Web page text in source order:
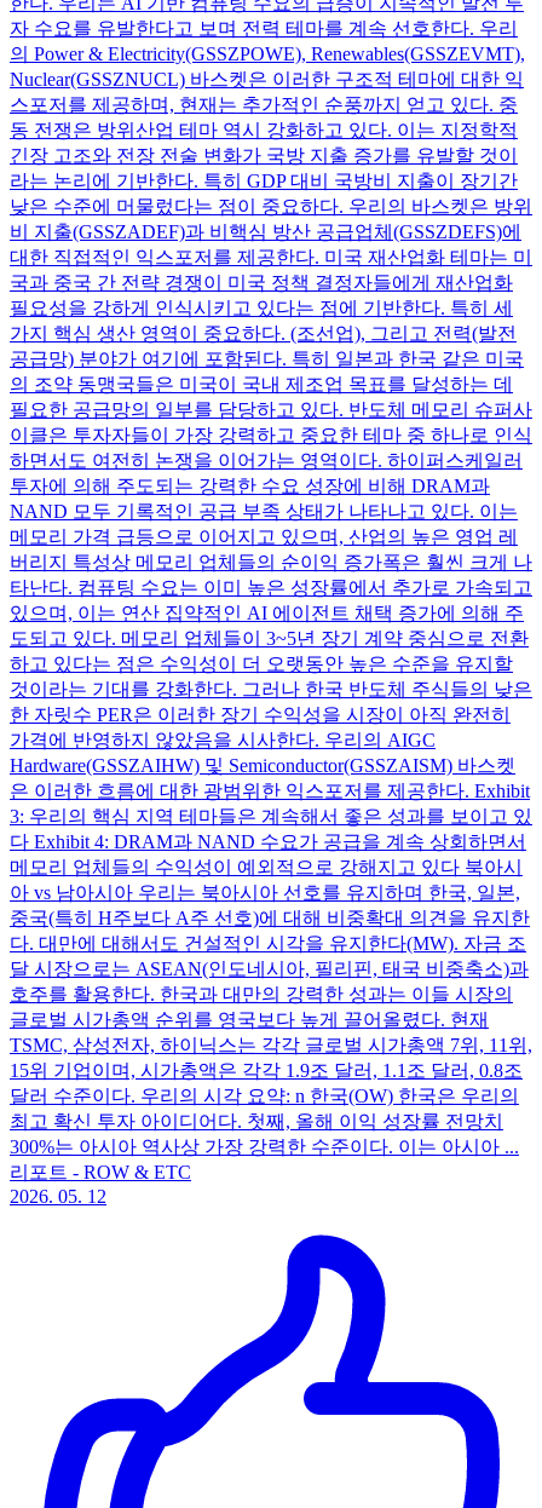
자 수요를 유발한다고 보며 전력 테마를 계속 선호한다. 우리
의 Power & Electricity(GSSZPOWE), Renewables(GSSZEVMT),
Nuclear(GSSZNUCL) 바스켓은 이러한 구조적 테마에 대한 익
스포저를 제공하며, 현재는 추가적인 순풍까지 얻고 있다. 중
동 전쟁은 방위산업 테마 역시 강화하고 있다. 이는 지정학적
긴장 고조와 전장 전술 변화가 국방 지출 증가를 유발할 것이
라는 논리에 기반한다. 특히 GDP 대비 국방비 지출이 장기간
낮은 수준에 머물렀다는 점이 중요하다. 우리의 바스켓은 방위
비 지출(GSSZADEF)과 비핵심 방산 공급업체(GSSZDEFS)에
대한 직접적인 익스포저를 제공한다. 미국 재산업화 테마는 미
국과 중국 간 전략 경쟁이 미국 정책 결정자들에게 재산업화
필요성을 강하게 인식시키고 있다는 점에 기반한다. 특히 세
가지 핵심 생산 영역이 중요하다. (조선업), 그리고 전력(발전
공급망) 분야가 여기에 포함된다. 특히 일본과 한국 같은 미국
의 조약 동맹국들은 미국이 국내 제조업 목표를 달성하는 데
필요한 공급망의 일부를 담당하고 있다. 반도체 메모리 슈퍼사
이클은 투자자들이 가장 강력하고 중요한 테마 중 하나로 인식
하면서도 여전히 논쟁을 이어가는 영역이다. 하이퍼스케일러
투자에 의해 주도되는 강력한 수요 성장에 비해 DRAM과
NAND 모두 기록적인 공급 부족 상태가 나타나고 있다. 이는
메모리 가격 급등으로 이어지고 있으며, 산업의 높은 영업 레
버리지 특성상 메모리 업체들의 순이익 증가폭은 훨씬 크게 나
타난다. 컴퓨팅 수요는 이미 높은 성장률에서 추가로 가속되고
있으며, 이는 연산 집약적인 AI 에이전트 채택 증가에 의해 주
도되고 있다. 메모리 업체들이 3~5년 장기 계약 중심으로 전환
하고 있다는 점은 수익성이 더 오랫동안 높은 수준을 유지할
것이라는 기대를 강화한다. 그러나 한국 반도체 주식들의 낮은
한 자릿수 PER은 이러한 장기 수익성을 시장이 아직 완전히
가격에 반영하지 않았음을 시사한다. 우리의 AIGC
Hardware(GSSZAIHW) 및 Semiconductor(GSSZAISM) 바스켓
은 이러한 흐름에 대한 광범위한 익스포저를 제공한다. Exhibit
3: 우리의 핵심 지역 테마들은 계속해서 좋은 성과를 보이고 있
다 Exhibit 4: DRAM과 NAND 수요가 공급을 계속 상회하면서
메모리 업체들의 수익성이 예외적으로 강해지고 있다 북아시
아 vs 남아시아 우리는 북아시아 선호를 유지하며 한국, 일본,
중국(특히 H주보다 A주 선호)에 대해 비중확대 의견을 유지한
다. 대만에 대해서도 건설적인 시각을 유지한다(MW). 자금 조
달 시장으로는 ASEAN(인도네시아, 필리핀, 태국 비중축소)과
호주를 활용한다. 한국과 대만의 강력한 성과는 이들 시장의
글로벌 시가총액 순위를 영국보다 높게 끌어올렸다. 현재
TSMC, 삼성전자, 하이닉스는 각각 글로벌 시가총액 7위, 11위,
15위 기업이며, 시가총액은 각각 1.9조 달러, 1.1조 달러, 0.8조
달러 수준이다. 우리의 시각 요약: n 한국(OW) 한국은 우리의
최고 확신 투자 아이디어다. 첫째, 올해 이익 성장률 전망치
300%는 아시아 역사상 가장 강력한 수준이다. 이는 아시아 ...
리포트 - ROW & ETC
2026. 05. 12